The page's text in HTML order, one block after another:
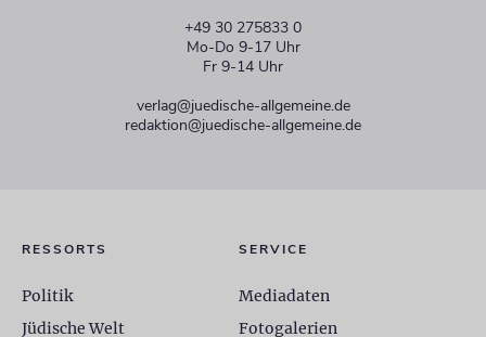
+49 30 275833 0
Mo-Do 9-17 Uhr
Fr 9-14 Uhr
verlag@juedische-allgemeine.de
redaktion@juedische-allgemeine.de
RESSORTS
Politik
Jüdische Welt
SERVICE
Mediadaten
Fotogalerien